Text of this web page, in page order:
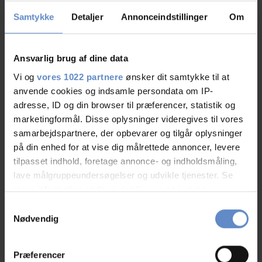
Samtykke Detaljer Annonceindstillinger Om
Ansvarlig brug af dine data
Vi og vores 1022 partnere ønsker dit samtykke til at
anvende cookies og indsamle persondata om IP-
adresse, ID og din browser til præferencer, statistik og
marketingformål. Disse oplysninger videregives til vores
samarbejdspartnere, der opbevarer og tilgår oplysninger
på din enhed for at vise dig målrettede annoncer, levere
tilpasset indhold, foretage annonce- og indholdsmåling,
lave målgruppeundersøgelser og udvikle tjenester. Se
mere information underindstillingerog i vores
tilbage eller ændre indstillinger fra vores
"Cookiedeklaration", eller ved at trykke på "Privacy
Nødvendig
Præferencer
Staff/service 8,00 out of 10
Catering
Cleanliness 8,83 out of 10
Location 9,00 out of 10
Value for money 8,00 out of 10